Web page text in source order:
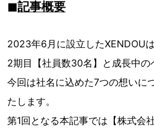
◼︎記事概要
2023年6月に設立したXENDOU
2期目【社員数30名】と成長中の
今回は社名に込めた7つの想いに
たします。
第1回となる本記事では【株式会